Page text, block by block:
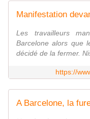
Les travailleurs
Barcelone alors que
décidé de la fermer.
https://